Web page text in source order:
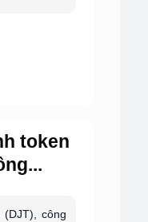
token
(DJT), công